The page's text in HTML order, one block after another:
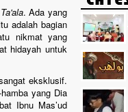
. Ada yang
adalah bagian
nikmat yang
hidayah untuk
eksklusif.
yang Dia
Ibnu Mas’ud